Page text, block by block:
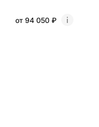
от 94 050 ₽